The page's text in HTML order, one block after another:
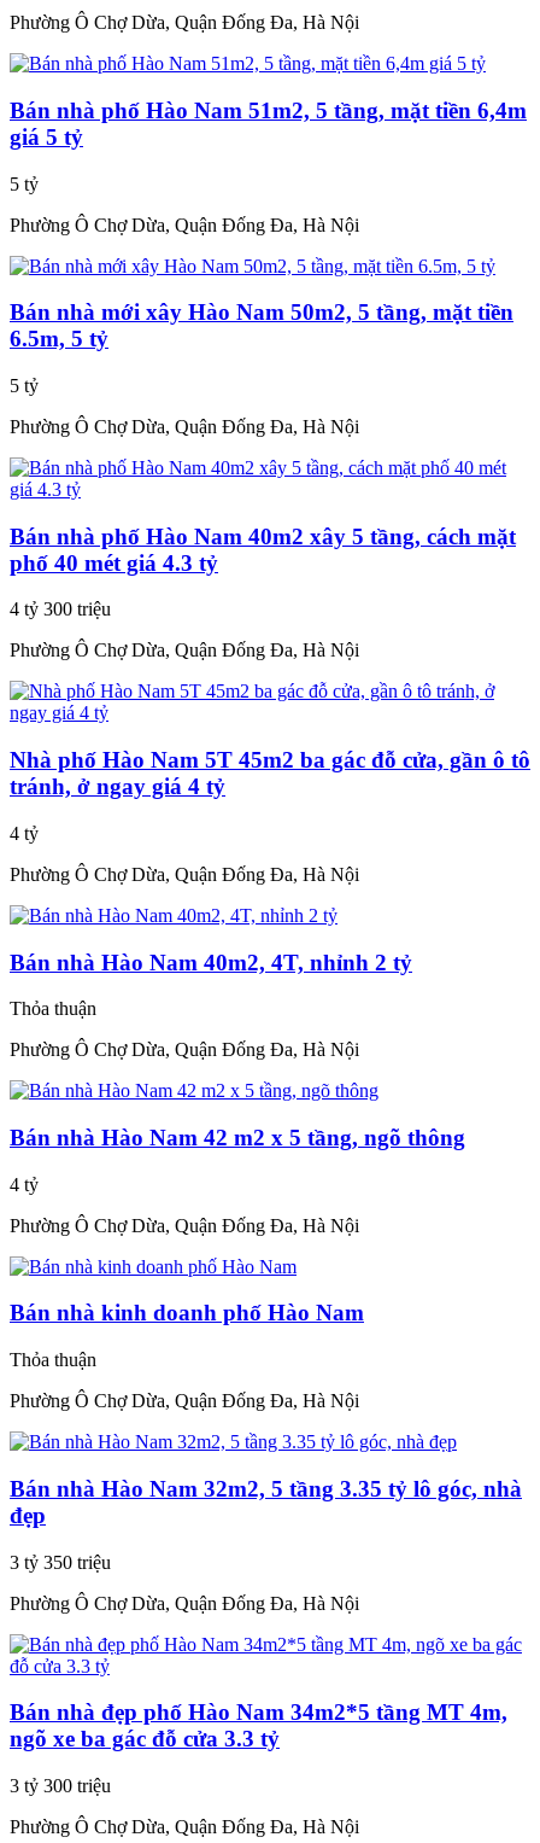
Phường Ô Chợ Dừa, Quận Đống Đa, Hà Nội
Bán nhà phố Hào Nam 51m2, 5 tầng, mặt tiền 6,4m
giá 5 tỷ
5 tỷ
Phường Ô Chợ Dừa, Quận Đống Đa, Hà Nội
Bán nhà mới xây Hào Nam 50m2, 5 tầng, mặt tiền
6.5m, 5 tỷ
5 tỷ
Phường Ô Chợ Dừa, Quận Đống Đa, Hà Nội
Bán nhà phố Hào Nam 40m2 xây 5 tầng, cách mặt
phố 40 mét giá 4.3 tỷ
4 tỷ 300 triệu
Phường Ô Chợ Dừa, Quận Đống Đa, Hà Nội
Nhà phố Hào Nam 5T 45m2 ba gác đỗ cửa, gần ô tô
tránh, ở ngay giá 4 tỷ
4 tỷ
Phường Ô Chợ Dừa, Quận Đống Đa, Hà Nội
Bán nhà Hào Nam 40m2, 4T, nhỉnh 2 tỷ
Thỏa thuận
Phường Ô Chợ Dừa, Quận Đống Đa, Hà Nội
Bán nhà Hào Nam 42 m2 x 5 tầng, ngõ thông
4 tỷ
Phường Ô Chợ Dừa, Quận Đống Đa, Hà Nội
Bán nhà kinh doanh phố Hào Nam
Thỏa thuận
Phường Ô Chợ Dừa, Quận Đống Đa, Hà Nội
Bán nhà Hào Nam 32m2, 5 tầng 3.35 tỷ lô góc, nhà
đẹp
3 tỷ 350 triệu
Phường Ô Chợ Dừa, Quận Đống Đa, Hà Nội
Bán nhà đẹp phố Hào Nam 34m2*5 tầng MT 4m,
ngõ xe ba gác đỗ cửa 3.3 tỷ
3 tỷ 300 triệu
Phường Ô Chợ Dừa, Quận Đống Đa, Hà Nội